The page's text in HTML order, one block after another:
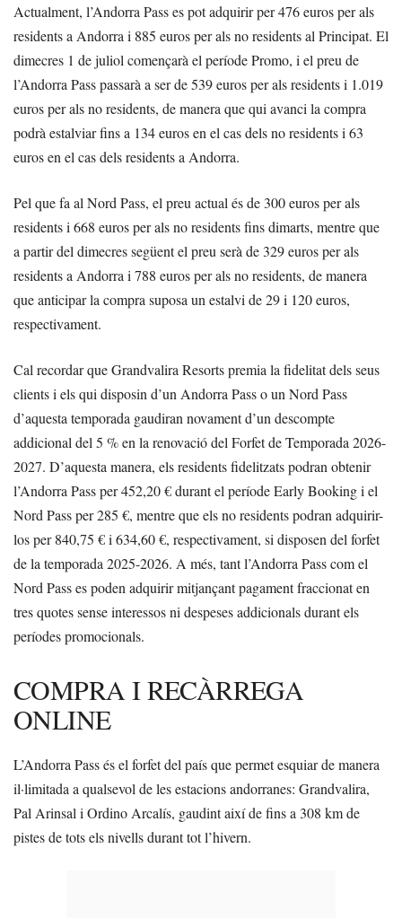
Actualment, l’Andorra Pass es pot adquirir per 476 euros per als
residents a Andorra i 885 euros per als no residents al Principat. El
dimecres 1 de juliol començarà el període Promo, i el preu de
l’Andorra Pass passarà a ser de 539 euros per als residents i 1.019
euros per als no residents, de manera que qui avanci la compra
podrà estalviar fins a 134 euros en el cas dels no residents i 63
euros en el cas dels residents a Andorra.
Pel que fa al Nord Pass, el preu actual és de 300 euros per als
residents i 668 euros per als no residents fins dimarts, mentre que
a partir del dimecres següent el preu serà de 329 euros per als
residents a Andorra i 788 euros per als no residents, de manera
que anticipar la compra suposa un estalvi de 29 i 120 euros,
respectivament.
Cal recordar que Grandvalira Resorts premia la fidelitat dels seus
clients i els qui disposin d’un Andorra Pass o un Nord Pass
d’aquesta temporada gaudiran novament d’un descompte
addicional del 5 % en la renovació del Forfet de Temporada 2026-
2027. D’aquesta manera, els residents fidelitzats podran obtenir
l’Andorra Pass per 452,20 € durant el període Early Booking i el
Nord Pass per 285 €, mentre que els no residents podran adquirir-
los per 840,75 € i 634,60 €, respectivament, si disposen del forfet
de la temporada 2025-2026. A més, tant l’Andorra Pass com el
Nord Pass es poden adquirir mitjançant pagament fraccionat en
tres quotes sense interessos ni despeses addicionals durant els
períodes promocionals.
COMPRA I RECÀRREGA
ONLINE
L’Andorra Pass és el forfet del país que permet esquiar de manera
il·limitada a qualsevol de les estacions andorranes: Grandvalira,
Pal Arinsal i Ordino Arcalís, gaudint així de fins a 308 km de
pistes de tots els nivells durant tot l’hivern.